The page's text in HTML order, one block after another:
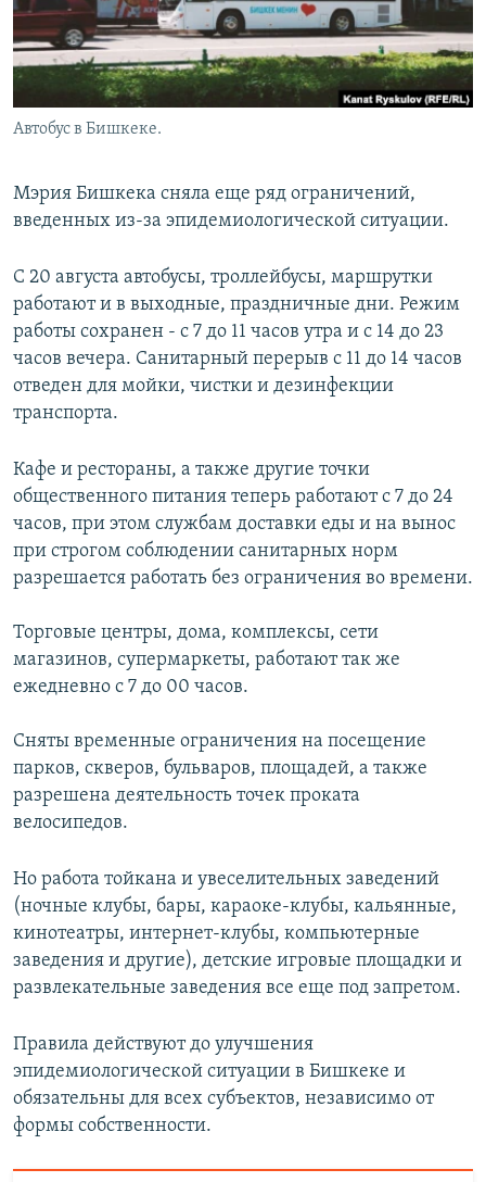
Автобус в Бишкеке.
Мэрия Бишкека сняла еще ряд ограничений,
введенных из-за эпидемиологической ситуации.
С 20 августа автобусы, троллейбусы, маршрутки
работают и в выходные, праздничные дни. Режим
работы сохранен - с 7 до 11 часов утра и с 14 до 23
часов вечера. Санитарный перерыв с 11 до 14 часов
отведен для мойки, чистки и дезинфекции
транспорта.
Кафе и рестораны, а также другие точки
общественного питания теперь работают с 7 до 24
часов, при этом службам доставки еды и на вынос
при строгом соблюдении санитарных норм
разрешается работать без ограничения во времени.
Торговые центры, дома, комплексы, сети
магазинов, супермаркеты, работают так же
ежедневно с 7 до 00 часов.
Сняты временные ограничения на посещение
парков, скверов, бульваров, площадей, а также
разрешена деятельность точек проката
велосипедов.
Но работа тойкана и увеселительных заведений
(ночные клубы, бары, караоке-клубы, кальянные,
кинотеатры, интернет-клубы, компьютерные
заведения и другие), детские игровые площадки и
развлекательные заведения все еще под запретом.
Правила действуют до улучшения
эпидемиологической ситуации в Бишкеке и
обязательны для всех субъектов, независимо от
формы собственности.